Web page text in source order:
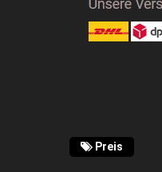
Preis